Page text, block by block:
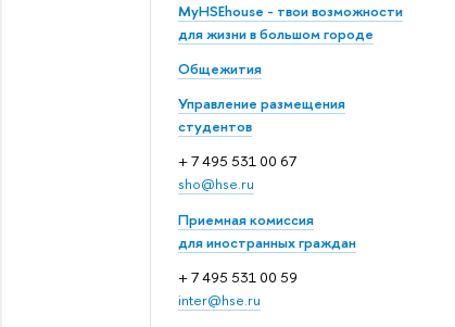
MyHSEhouse - твои возможности
для жизни в большом городе
Общежития
Управление размещения
студентов
+ 7 495 531 00 67
sho@hse.ru
Приемная комиссия
для иностранных граждан
+ 7 495 531 00 59
inter@hse.ru